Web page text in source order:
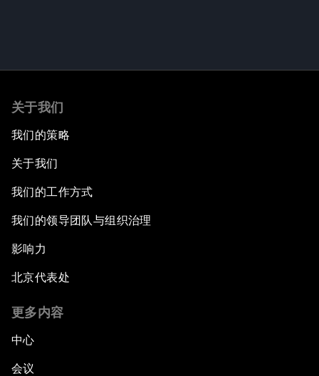
关于我们
我们的策略
关于我们
我们的工作方式
我们的领导团队与组织治理
影响力
北京代表处
更多内容
中心
会议